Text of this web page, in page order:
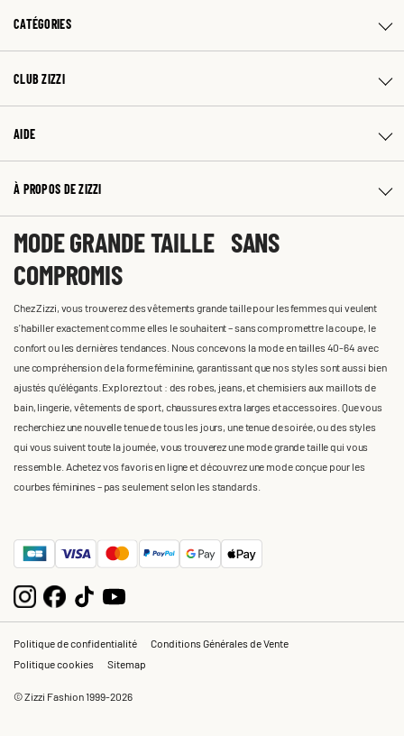
CATÉGORIES
CLUB ZIZZI
AIDE
À PROPOS DE ZIZZI
MODE GRANDE TAILLE SANS
COMPROMIS
Chez Zizzi, vous trouverez des vêtements grande taille pour les femmes qui veulent
s'habiller exactement comme elles le souhaitent – sans compromettre la coupe, le
confort ou les dernières tendances. Nous concevons la mode en tailles 40-64 avec
une compréhension de la forme féminine, garantissant que nos styles sont aussi bien
ajustés qu'élégants. Explorez tout : des robes, jeans, et chemisiers aux maillots de
bain, lingerie, vêtements de sport, chaussures extra larges et accessoires. Que vous
recherchiez une nouvelle tenue de tous les jours, une tenue de soirée, ou des styles
qui vous suivent toute la journée, vous trouverez une mode grande taille qui vous
ressemble. Achetez vos favoris en ligne et découvrez une mode conçue pour les
courbes féminines – pas seulement selon les standards.
Politique de confidentialité
Conditions Générales de Vente
Politique cookies
Sitemap
© Zizzi Fashion 1999-2026